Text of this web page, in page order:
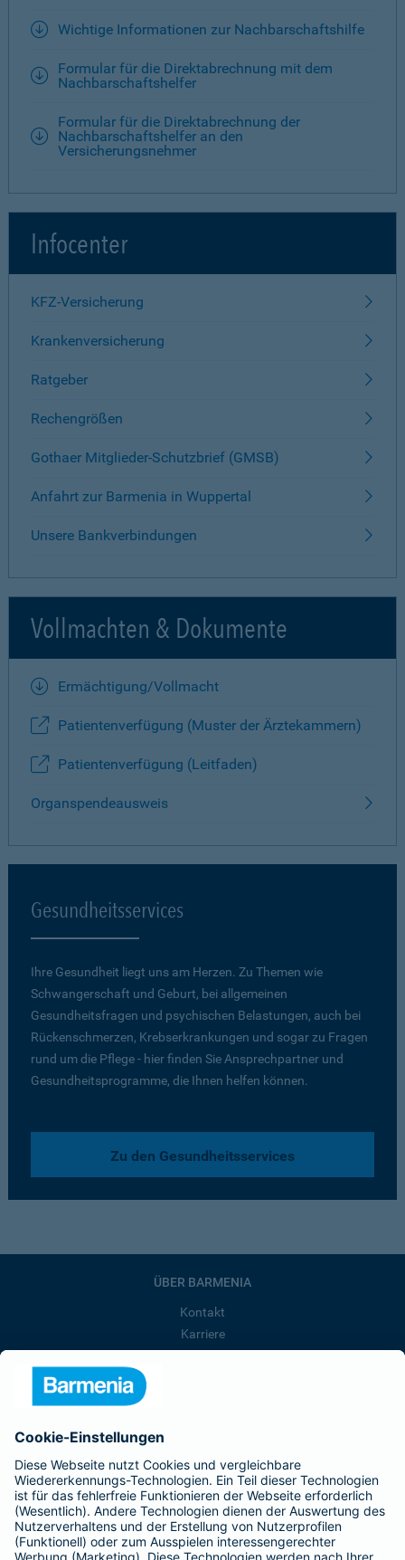
Wichtige Informationen zur Nachbarschaftshilfe
Formular für die Direktabrechnung mit dem
Nachbarschaftshelfer
Formular für die Direktabrechnung der
Nachbarschaftshelfer an den
Versicherungsnehmer
Infocenter
KFZ-Versicherung
Krankenversicherung
Ratgeber
Rechengrößen
Gothaer Mitglieder-Schutzbrief (GMSB)
Anfahrt zur Barmenia in Wuppertal
Unsere Bankverbindungen
Vollmachten & Dokumente
Ermächtigung/Vollmacht
Patientenverfügung (Muster der Ärztekammern)
Patientenverfügung (Leitfaden)
Organspendeausweis
Gesundheitsservices
Ihre Gesundheit liegt uns am Herzen. Zu Themen wie
Schwangerschaft und Geburt, bei allgemeinen
Gesundheitsfragen und psychischen Belastungen, auch bei
Rückenschmerzen, Krebserkrankungen und sogar zu Fragen
rund um die Pflege - hier finden Sie Ansprechpartner und
Gesundheitsprogramme, die Ihnen helfen können.
Zu den Gesundheitsservices
ÜBER BARMENIA
Kontakt
Karriere
Barmenia ist Teil der BarmeniaGothaer
BELIEBTE SEITEN
Kranken-Zusatzversicherung
Tierversicherungen
Haftpflichtversicherung